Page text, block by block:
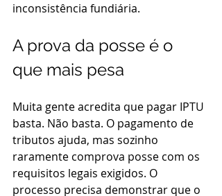
inconsistência fundiária.
A prova da posse é o
que mais pesa
Muita gente acredita que pagar IPTU
basta. Não basta. O pagamento de
tributos ajuda, mas sozinho
raramente comprova posse com os
requisitos legais exigidos. O
processo precisa demonstrar que o